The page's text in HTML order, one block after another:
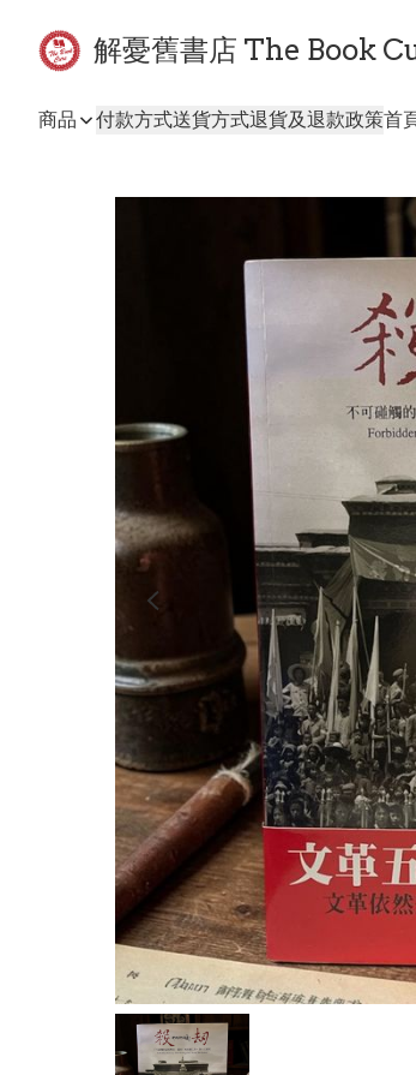
解憂舊書店 The Book
商品 付款方式送貨方式退貨及退款政策首